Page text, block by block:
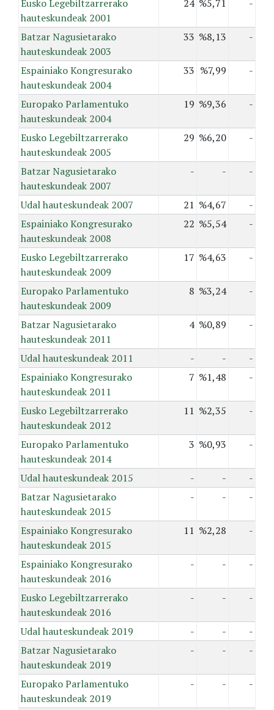
Eusko Legebiltzarrerako
hauteskundeak 2001
24 %5,71 -
Batzar Nagusietarako
hauteskundeak 2003
33 %8,13 -
Espainiako Kongresurako
hauteskundeak 2004
33 %7,99 -
Europako Parlamentuko
hauteskundeak 2004
19 %9,36 -
Eusko Legebiltzarrerako
hauteskundeak 2005
29 %6,20 -
Batzar Nagusietarako
hauteskundeak 2007
- - -
Udal hauteskundeak 2007 21 %4,67
-
Espainiako Kongresurako
hauteskundeak 2008
22 %5,54 -
Eusko Legebiltzarrerako
hauteskundeak 2009
17 %4,63 -
Europako Parlamentuko
hauteskundeak 2009
8 %3,24 -
Batzar Nagusietarako
hauteskundeak 2011
4 %0,89 -
Udal hauteskundeak 2011 - -
-
Espainiako Kongresurako
hauteskundeak 2011
7 %1,48 -
Eusko Legebiltzarrerako
hauteskundeak 2012
11 %2,35 -
Europako Parlamentuko
hauteskundeak 2014
3 %0,93 -
Udal hauteskundeak 2015 - -
-
Batzar Nagusietarako
hauteskundeak 2015
- - -
Espainiako Kongresurako
hauteskundeak 2015
11 %2,28 -
Espainiako Kongresurako
hauteskundeak 2016
- - -
Eusko Legebiltzarrerako
hauteskundeak 2016
- - -
Udal hauteskundeak 2019 - -
-
Batzar Nagusietarako
hauteskundeak 2019
- - -
Europako Parlamentuko
hauteskundeak 2019
- - -